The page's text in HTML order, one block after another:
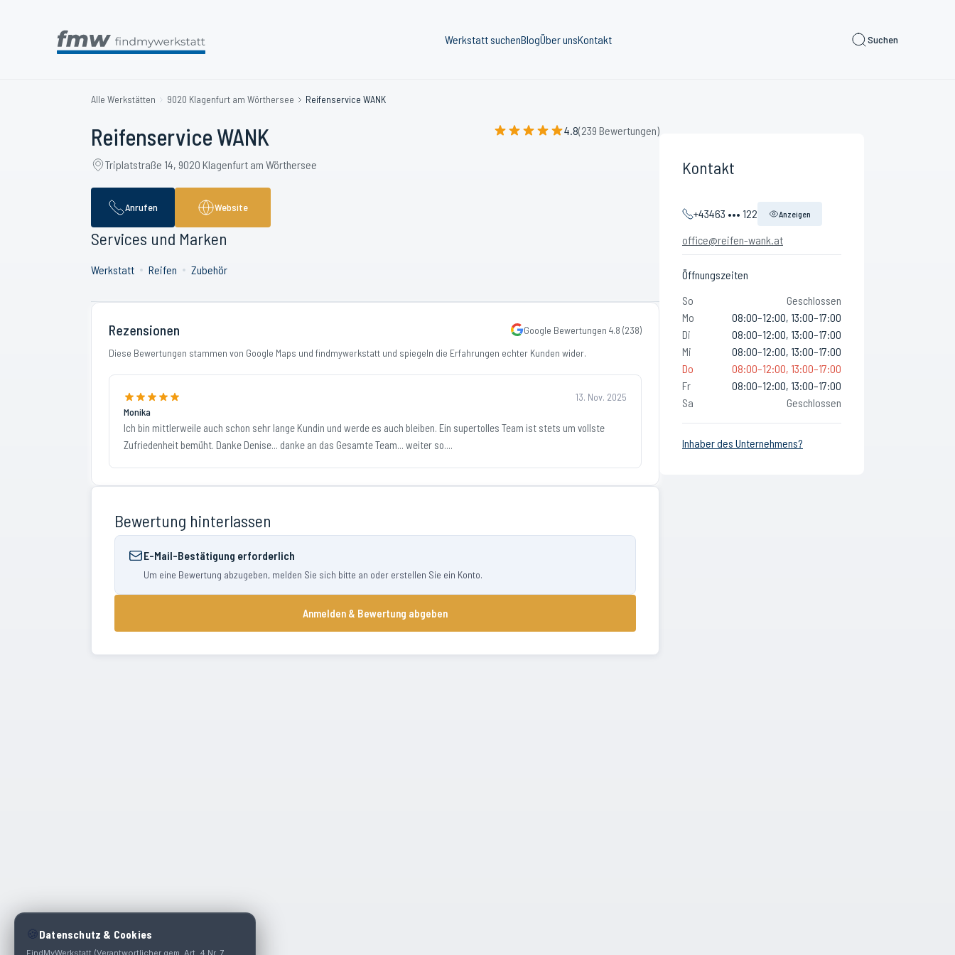
Werkstatt suchenBlogÜber unsKontakt Suchen
Alle Werkstätten 9020 Klagenfurt am Wörthersee Reifenservice WANK
Reifenservice WANK 4.8(239 Bewertungen)
Triplatstraße 14, 9020 Klagenfurt am Wörthersee
Anrufen Website
Services und Marken
Werkstatt Reifen Zubehör
Rezensionen Google Bewertungen 4.8 (238)
Diese Bewertungen stammen von Google Maps und findmywerkstatt und spiegeln die Erfahrungen echter Kunden wider.
13. Nov. 2025
Monika
Ich bin mittlerweile auch schon sehr lange Kundin und werde es auch bleiben. Ein supertolles Team ist stets um vollste
Zufriedenheit bemüht. Danke Denise... danke an das Gesamte Team... weiter so....
Bewertung hinterlassen
E-Mail-Bestätigung erforderlich
Um eine Bewertung abzugeben, melden Sie sich bitte an oder erstellen Sie ein Konto.
Anmelden & Bewertung abgeben
Kontakt
+43463 ••• 122 Anzeigen
office@reifen-wank.at
Öffnungszeiten
So
Geschlossen
Mo
08:00–12:00, 13:00–17:00
Di
08:00–12:00, 13:00–17:00
Mi
08:00–12:00, 13:00–17:00
Do
08:00–12:00, 13:00–17:00
Fr
08:00–12:00, 13:00–17:00
Sa
Geschlossen
Inhaber des Unternehmens?
🍪 Datenschutz & Cookies
FindMyWerkstatt (Verantwortlicher gem. Art. 4 Nr. 7